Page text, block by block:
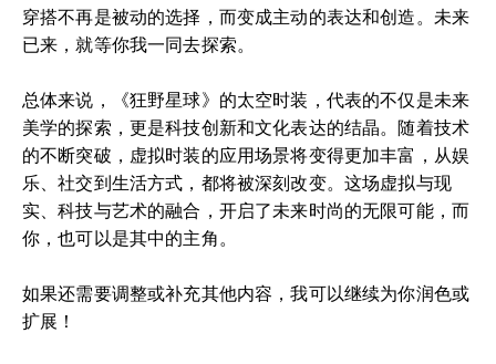
穿搭不再是被动的选择，而变成主动的表达和创造。未来
已来，就等你我一同去探索。
总体来说，《狂野星球》的太空时装，代表的不仅是未来
美学的探索，更是科技创新和文化表达的结晶。随着技术
的不断突破，虚拟时装的应用场景将变得更加丰富，从娱
乐、社交到生活方式，都将被深刻改变。这场虚拟与现
实、科技与艺术的融合，开启了未来时尚的无限可能，而
你，也可以是其中的主角。
如果还需要调整或补充其他内容，我可以继续为你润色或
扩展！